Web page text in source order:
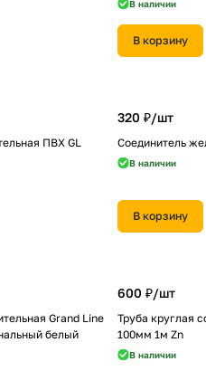
В наличии
В корзину
ПВХ GL
320 ₽/шт
Соединитель
В наличии
В корзину
Grand Line
белый
600 ₽/шт
Труба круглая
100мм 1м Zn
В наличии